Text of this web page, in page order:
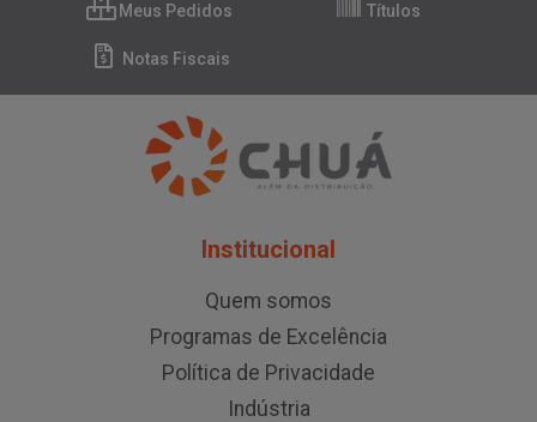
Meus Pedidos Títulos
Notas Fiscais
Institucional
Quem somos
Programas de Excelência
Política de Privacidade
Indústria